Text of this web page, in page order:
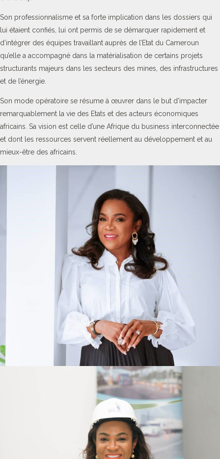
Son professionnalisme et sa forte implication dans les dossiers qui
lui étaient confiés, lui ont permis de se démarquer rapidement et
d’intégrer des équipes travaillant auprès de l’Etat du Cameroun
qu’elle a accompagné dans la matérialisation de certains projets
structurants majeurs dans les secteurs des mines, des infrastructures
et de l’énergie.
Son mode opératoire se résume à œuvrer dans le but d’impacter
remarquablement la vie des Etats et des acteurs économiques
africains. Sa vision est celle d’une Afrique du business interconnectée
et dont les ressources servent réellement au développement et au
mieux-être des africains.